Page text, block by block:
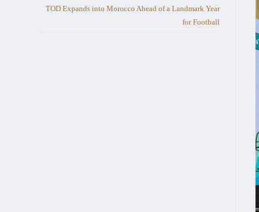
TOD Expands into Morocco Ahead of a Landmark Year
for Football